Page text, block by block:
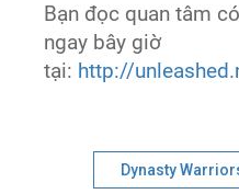
Bạn đọc quan tâm
ngay bây giờ
tại: http://
Dynasty